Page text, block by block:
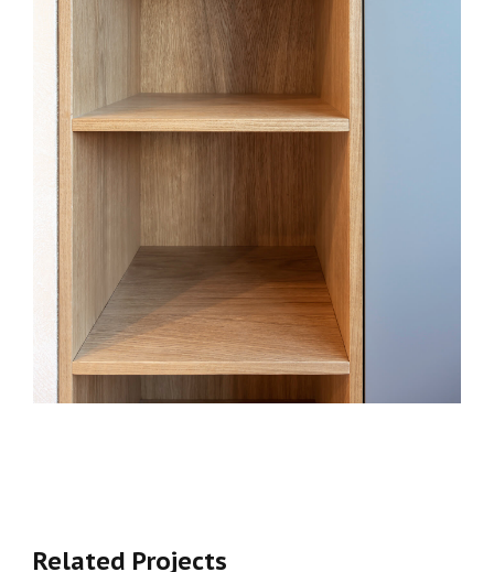
Related Projects